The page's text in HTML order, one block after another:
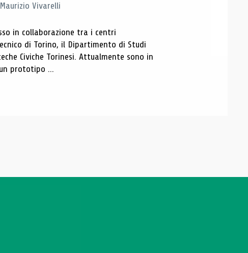
Vivarelli
in collaborazione tra i centri
di Torino, il Dipartimento di Studi
Civiche Torinesi. Attualmente sono in
prototipo ...